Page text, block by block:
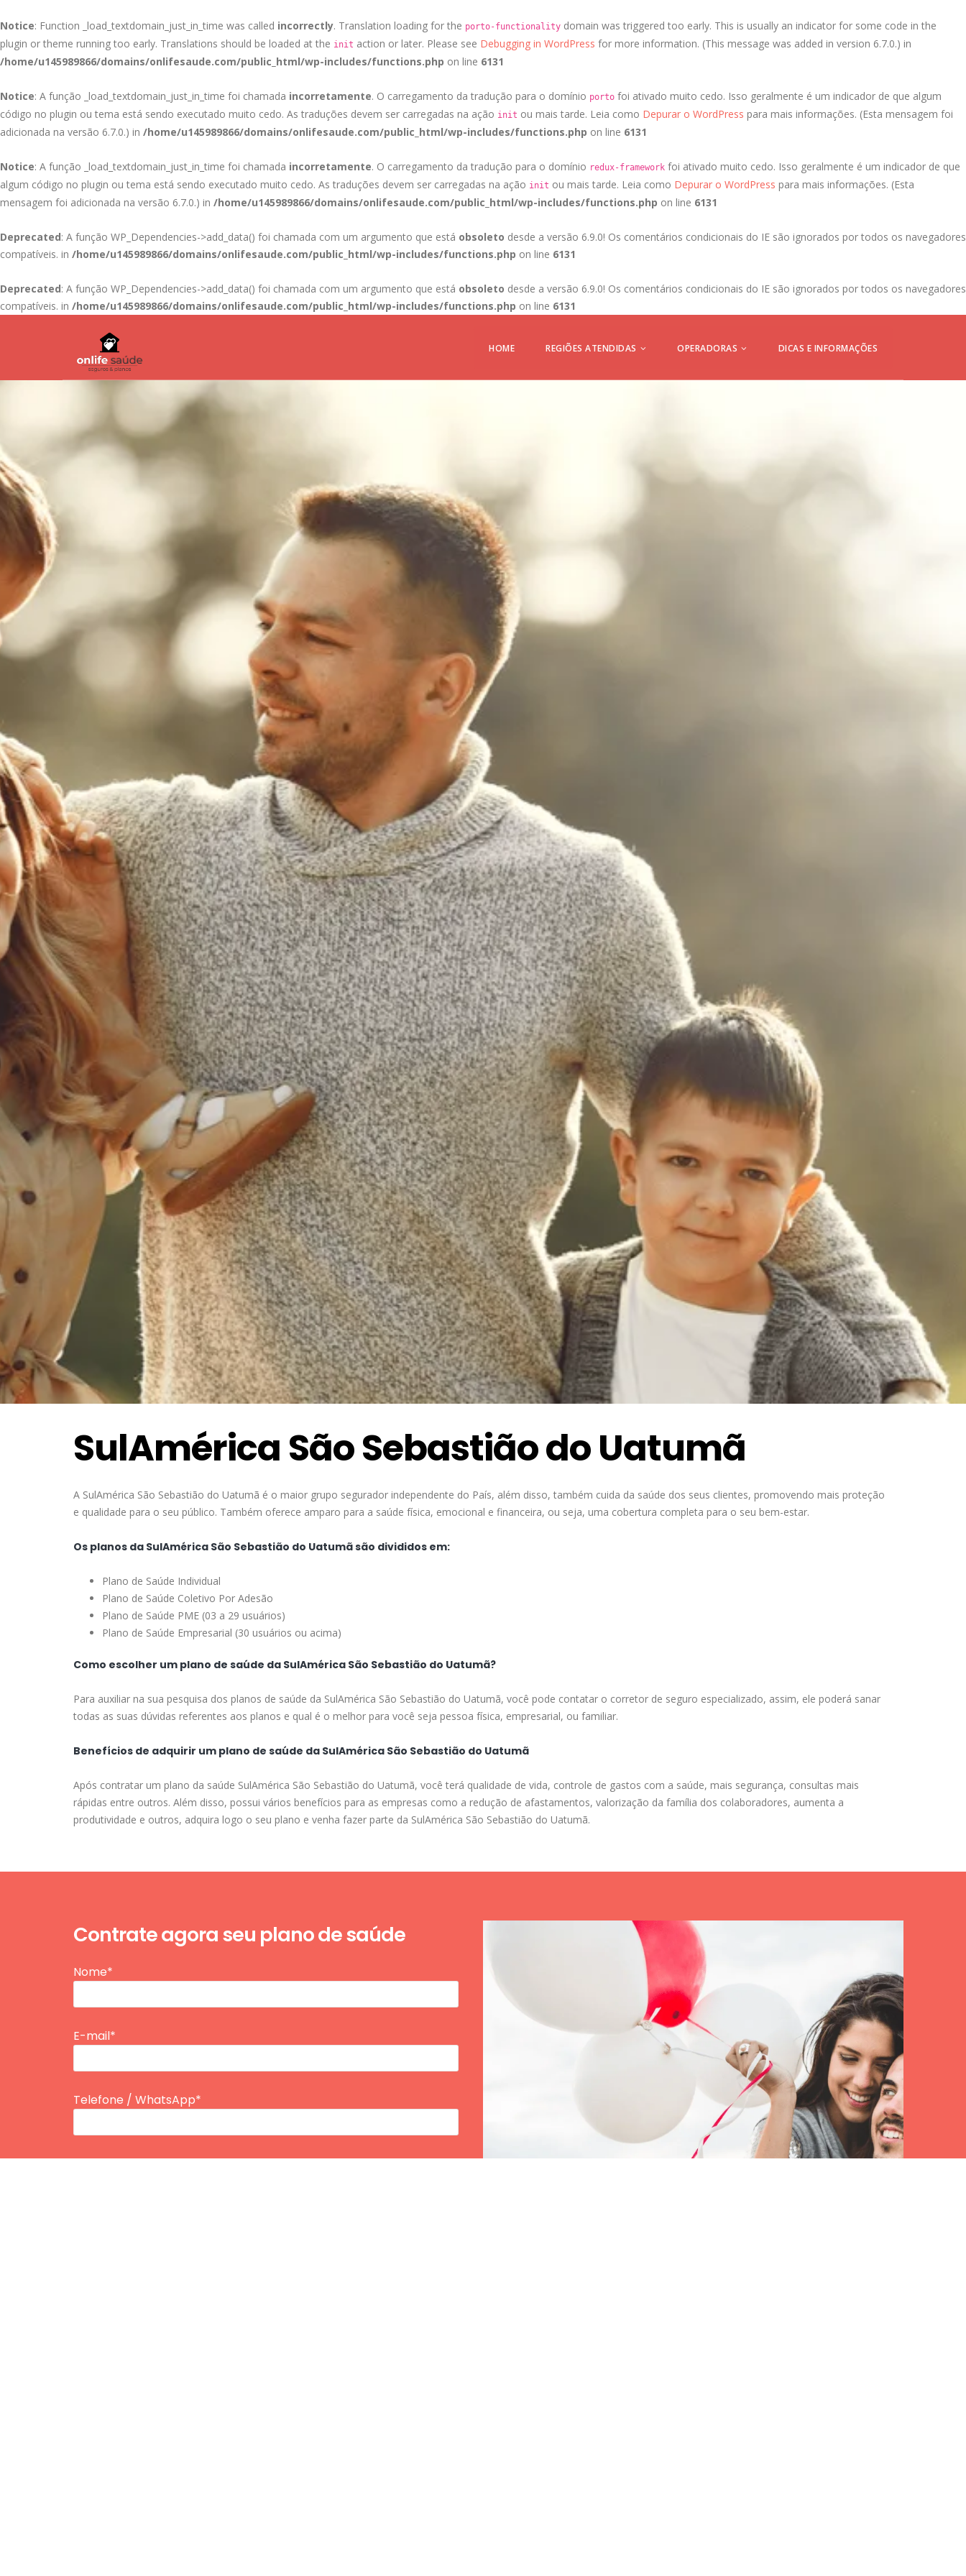
Notice: Function _load_textdomain_just_in_time was called incorrectly. Translation loading for the porto-functionality domain was triggered too early. This is usually an indicator for some code in the
plugin or theme running too early. Translations should be loaded at the init action or later. Please see Debugging in WordPress for more information. (This message was added in version 6.7.0.) in
/home/u145989866/domains/onlifesaude.com/public_html/wp-includes/functions.php on line 6131
Notice: A função _load_textdomain_just_in_time foi chamada incorretamente. O carregamento da tradução para o domínio porto foi ativado muito cedo. Isso geralmente é um indicador de que algum
código no plugin ou tema está sendo executado muito cedo. As traduções devem ser carregadas na ação init ou mais tarde. Leia como Depurar o WordPress para mais informações. (Esta mensagem foi
adicionada na versão 6.7.0.) in /home/u145989866/domains/onlifesaude.com/public_html/wp-includes/functions.php on line 6131
Notice: A função _load_textdomain_just_in_time foi chamada incorretamente. O carregamento da tradução para o domínio redux-framework foi ativado muito cedo. Isso geralmente é um indicador de que
algum código no plugin ou tema está sendo executado muito cedo. As traduções devem ser carregadas na ação init ou mais tarde. Leia como Depurar o WordPress para mais informações. (Esta
mensagem foi adicionada na versão 6.7.0.) in /home/u145989866/domains/onlifesaude.com/public_html/wp-includes/functions.php on line 6131
Deprecated: A função WP_Dependencies->add_data() foi chamada com um argumento que está obsoleto desde a versão 6.9.0! Os comentários condicionais do IE são ignorados por todos os navegadores
compatíveis. in /home/u145989866/domains/onlifesaude.com/public_html/wp-includes/functions.php on line 6131
Deprecated: A função WP_Dependencies->add_data() foi chamada com um argumento que está obsoleto desde a versão 6.9.0! Os comentários condicionais do IE são ignorados por todos os navegadores
compatíveis. in /home/u145989866/domains/onlifesaude.com/public_html/wp-includes/functions.php on line 6131
HOME REGIÕES ATENDIDAS OPERADORAS DICAS E INFORMAÇÕES
SulAmérica São Sebastião do Uatumã
A SulAmérica São Sebastião do Uatumã é o maior grupo segurador independente do País, além disso, também cuida da saúde dos seus clientes, promovendo mais proteção
e qualidade para o seu público. Também oferece amparo para a saúde física, emocional e financeira, ou seja, uma cobertura completa para o seu bem-estar.
Os planos da SulAmérica São Sebastião do Uatumã são divididos em:
Plano de Saúde Individual
Plano de Saúde Coletivo Por Adesão
Plano de Saúde PME (03 a 29 usuários)
Plano de Saúde Empresarial (30 usuários ou acima)
Como escolher um plano de saúde da SulAmérica São Sebastião do Uatumã?
Para auxiliar na sua pesquisa dos planos de saúde da SulAmérica São Sebastião do Uatumã, você pode contatar o corretor de seguro especializado, assim, ele poderá sanar
todas as suas dúvidas referentes aos planos e qual é o melhor para você seja pessoa física, empresarial, ou familiar.
Benefícios de adquirir um plano de saúde da SulAmérica São Sebastião do Uatumã
Após contratar um plano da saúde SulAmérica São Sebastião do Uatumã, você terá qualidade de vida, controle de gastos com a saúde, mais segurança, consultas mais
rápidas entre outros. Além disso, possui vários benefícios para as empresas como a redução de afastamentos, valorização da família dos colaboradores, aumenta a
produtividade e outros, adquira logo o seu plano e venha fazer parte da SulAmérica São Sebastião do Uatumã.
Contrate agora seu plano de saúde
Nome*
E-mail*
Telefone / WhatsApp*
Tipo de Plano